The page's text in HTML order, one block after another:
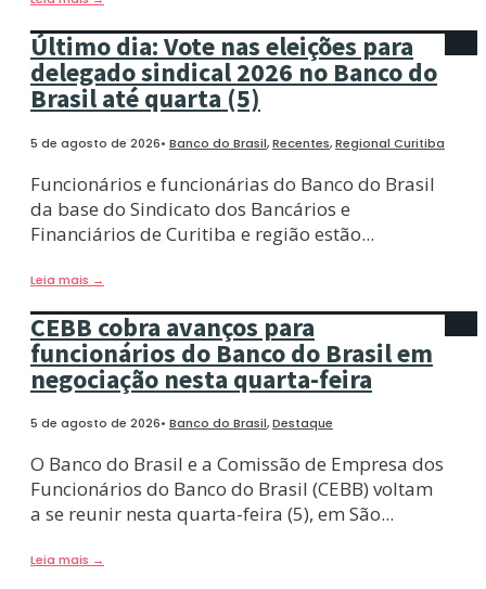
Último dia: Vote nas eleições para
delegado sindical 2026 no Banco do
Brasil até quarta (5)
5 de agosto de 2026• Banco do Brasil,Recentes,Regional Curitiba
Funcionários e funcionárias do Banco do Brasil
da base do Sindicato dos Bancários e
Financiários de Curitiba e região estão...
Leia mais →
CEBB cobra avanços para
funcionários do Banco do Brasil em
negociação nesta quarta-feira
5 de agosto de 2026• Banco do Brasil,Destaque
O Banco do Brasil e a Comissão de Empresa dos
Funcionários do Banco do Brasil (CEBB) voltam
a se reunir nesta quarta-feira (5), em São...
Leia mais →